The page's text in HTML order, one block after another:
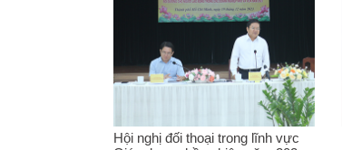
Hội nghị đối thoại trong lĩnh vực